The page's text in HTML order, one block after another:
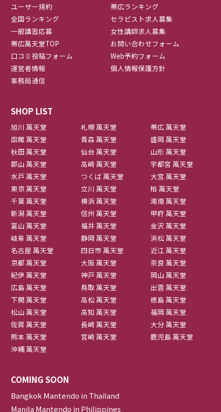
ユーザー規約
帯広ランキング
全国ランキング
セラピスト求人募集
一般講習応募
女性講師求人募集
帯広萬天堂TOP
お問い合わせフォーム
口コミ投稿フォーム
Web予約フォーム
運営者情報
個人情報保護方針
事務局通信
SHOP LIST
旭川 萬天堂 札幌 萬天堂
帯広 萬天堂
函館 萬天堂
青森 萬天堂
盛岡 萬天堂
秋田 萬天堂
仙台 萬天堂
山形 萬天堂
郡山 萬天堂
高崎 萬天堂
宇都宮 萬天堂
水戸 萬天堂
つくば 萬天堂
大宮 萬天堂
東京 萬天堂
立川 萬天堂
柏 萬天堂
千葉 萬天堂
横浜 萬天堂
湘南 萬天堂
新潟 萬天堂
信州 萬天堂
甲府 萬天堂
富山 萬天堂
福井 萬天堂
金沢 萬天堂
岐阜 萬天堂
静岡 萬天堂
浜松 萬天堂
名古屋 萬天堂
四日市 萬天堂
近江 萬天堂
京都 萬天堂
大阪 萬天堂
奈良 萬天堂
紀伊 萬天堂
神戸 萬天堂
岡山 萬天堂
広島 萬天堂
鳥取 萬天堂
出雲 萬天堂
下関 萬天堂
高松 萬天堂
徳島 萬天堂
松山 萬天堂
高知 萬天堂
福岡 萬天堂
佐賀 萬天堂
長崎 萬天堂
大分 萬天堂
熊本 萬天堂
宮崎 萬天堂
鹿児島 萬天堂
沖縄 萬天堂
COMING SOON
Bangkok Mantendo in Thailand
Manila Mantendo in Philippines